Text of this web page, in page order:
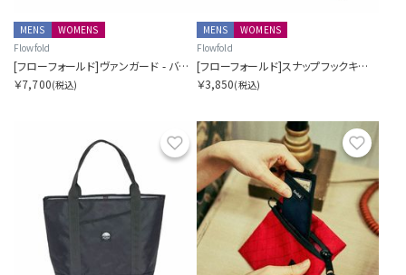
MENS
WOMENS
Flowfold
[フローフォールド]ヴァンガード - バイフォールドウォレット
￥7,700(税込)
MENS
WOMENS
Flowfold
[フローフォールド]スナップフックキーチェーン
￥3,850(税込)
お気に入り お気